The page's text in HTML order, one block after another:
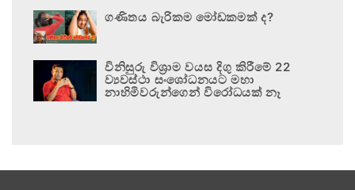
ගණිතය බැරිකම මෝඩකමක් ද?
විනිසුරු විශ්‍රාම වයස දිගු කිරීමේ 22
ව්‍යවස්ථා සංශෝධනයට මහා
නාහිමිවරුන්ගෙන් විරෝධයක් නෑ